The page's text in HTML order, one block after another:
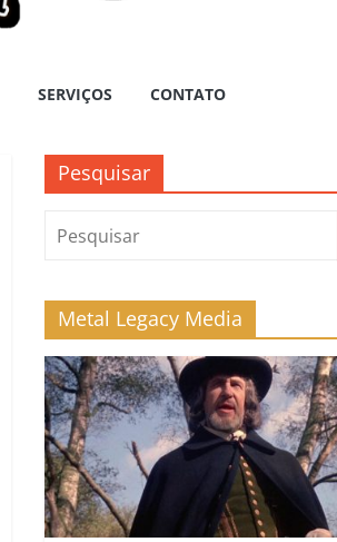
SERVIÇOS CONTATO
Pesquisar
Metal Legacy Media